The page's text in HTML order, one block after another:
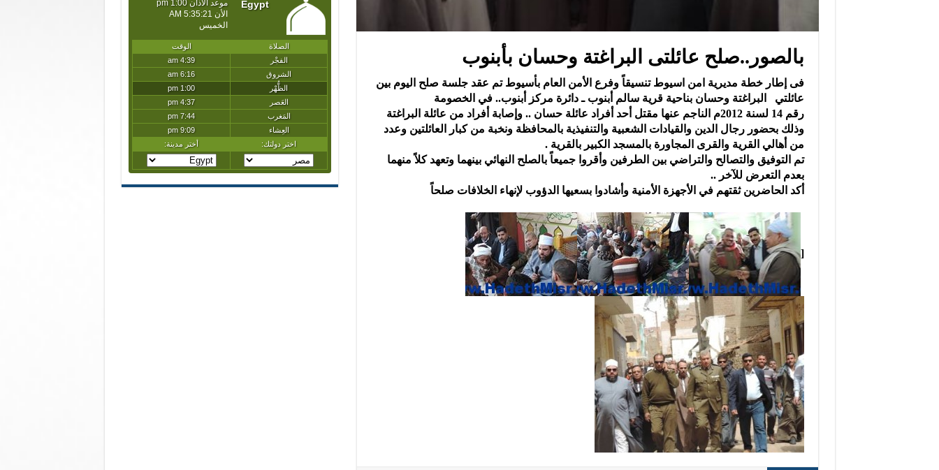
بالصور..صلح عائلتى البراغتة وحسان بأبنوب
فى إطار خطة مديرية امن اسيوط تنسيقاً وفرع الأمن العام بأسيوط تم عقد جلسة صلح اليوم بين
عائلتي البراغتة وحسان بناحية قرية سالم أبنوب ـ دائرة مركز أبنوب.. في الخصومة
رقم 14 لسنة 2012م الناجم عنها مقتل أحد أفراد عائلة حسان .. وإصابة أفراد من عائلة البراغتة
وذلك بحضور رجال الدين والقيادات الشعبية والتنفيذية بالمحافظة ونخبة من كبار العائلتين وعدد
من أهالي القرية والقرى المجاورة بالمسجد الكبير بالقرية .
تم التوفيق والتصالح والتراضي بين الطرفين وأقروا جميعاً بالصلح النهائي بينهما وتعهد كلاً منهما
بعدم التعرض للآخر ..
أكد الحاضرين ثقتهم في الأجهزة الأمنية وأشادوا بسعيها الدؤوب لإنهاء الخلافات صلحاً
[